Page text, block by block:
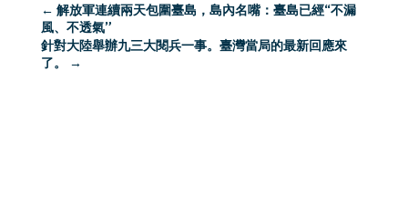
← 解放軍連續兩天包圍臺島，島內名嘴：臺島已經“不漏
風、不透氣”
針對大陸舉辦九三大閱兵一事。臺灣當局的最新回應來
了。
→